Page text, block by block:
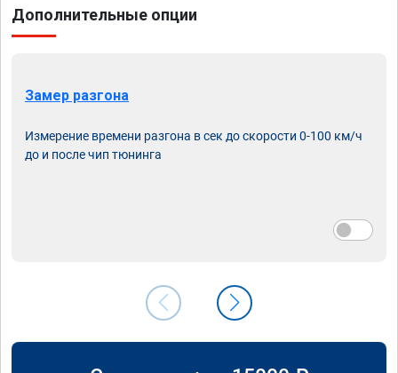
Дополнительные опции
Замер разгона
Измерение времени разгона в сек до скорости 0-100 км/ч
до и после чип тюнинга